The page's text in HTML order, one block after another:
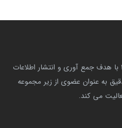
مرجع حقوقی ایران از سال 1394 با هدف جمع آوری و انتشار اطلاعات
به عنوان عضوی از زیر مجموعه
می کند.